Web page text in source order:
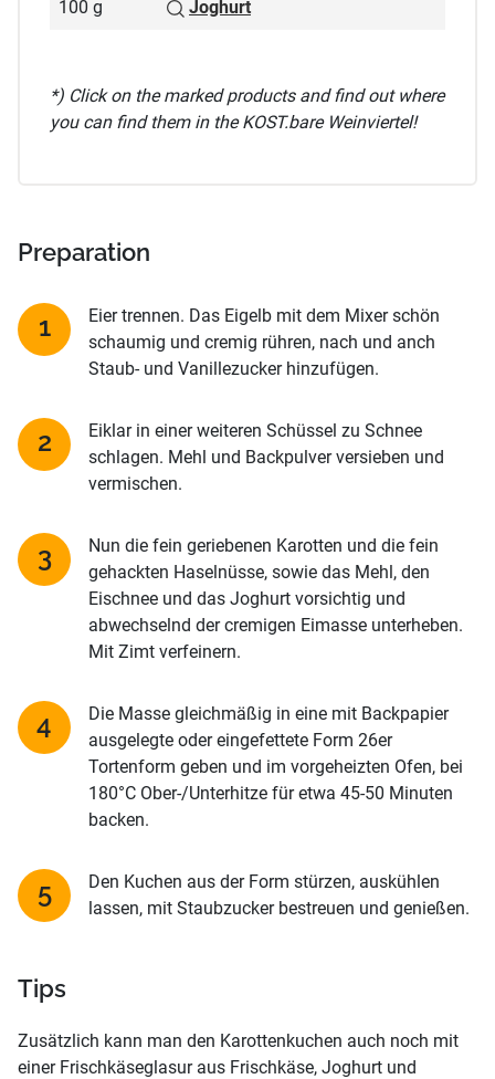
100 g Joghurt
*) Click on the marked products and find out where
you can find them in the KOST.bare Weinviertel!
Preparation
Eier trennen. Das Eigelb mit dem Mixer schön
schaumig und cremig rühren, nach und anch
Staub- und Vanillezucker hinzufügen.
Eiklar in einer weiteren Schüssel zu Schnee
schlagen. Mehl und Backpulver versieben und
vermischen.
Nun die fein geriebenen Karotten und die fein
gehackten Haselnüsse, sowie das Mehl, den
Eischnee und das Joghurt vorsichtig und
abwechselnd der cremigen Eimasse unterheben.
Mit Zimt verfeinern.
Die Masse gleichmäßig in eine mit Backpapier
ausgelegte oder eingefettete Form 26er
Tortenform geben und im vorgeheizten Ofen, bei
180°C Ober-/Unterhitze für etwa 45-50 Minuten
backen.
Den Kuchen aus der Form stürzen, auskühlen
lassen, mit Staubzucker bestreuen und genießen.
Tips
Zusätzlich kann man den Karottenkuchen auch noch mit
einer Frischkäseglasur aus Frischkäse, Joghurt und